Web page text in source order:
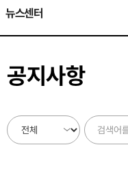
뉴스센터
공지사항